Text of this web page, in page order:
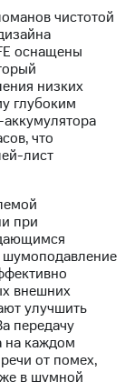
чистотой
оснащены
низких
глубоким
что
лист
при
внешних
улучшить
передачу
на каждом
от помех,
в шумной